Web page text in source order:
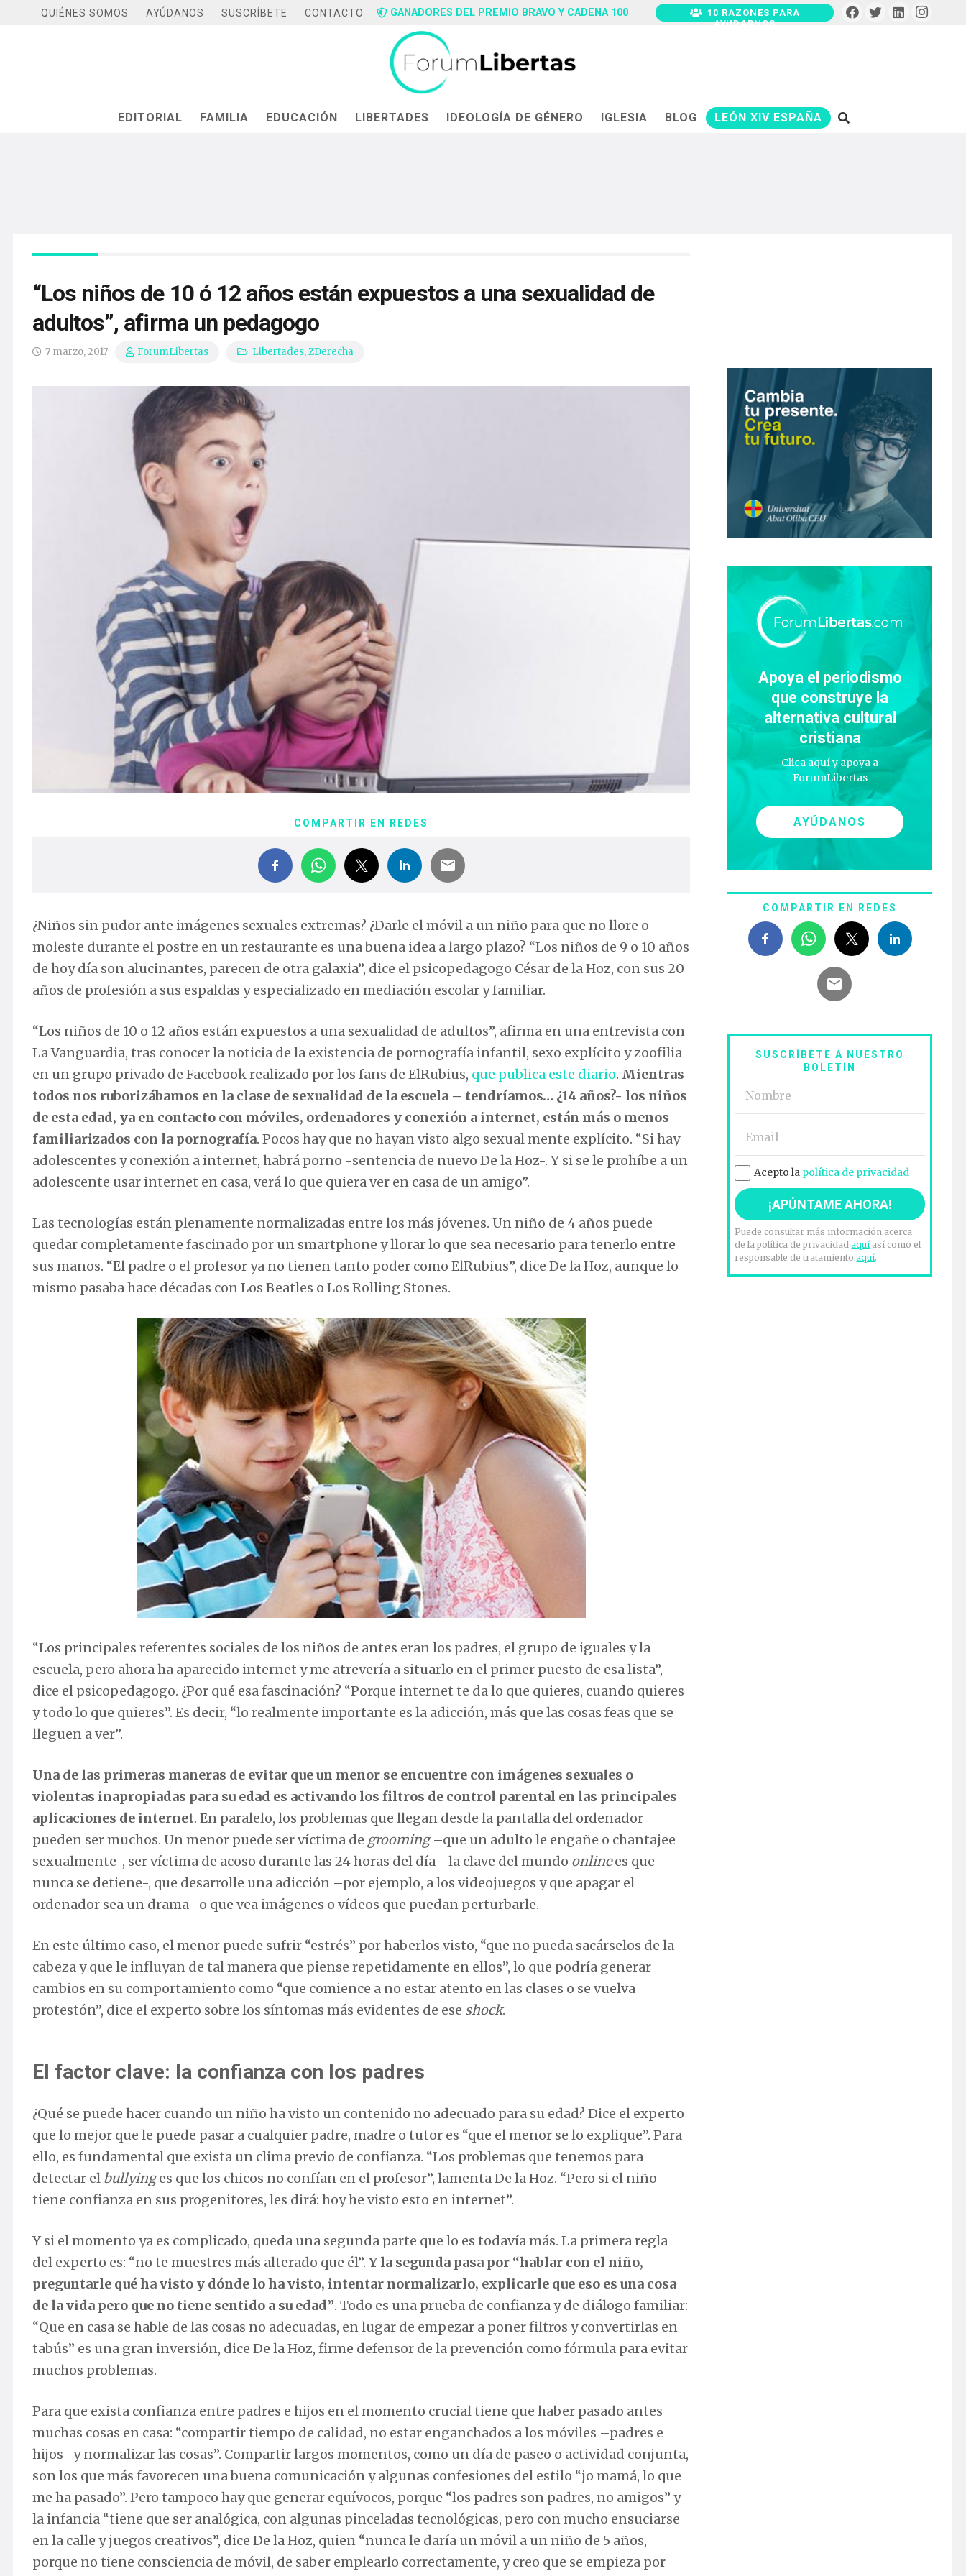
QUIÉNES SOMOS AYÚDANOS SUSCRÍBETE CONTACTO GANADORES DEL PREMIO BRAVO Y CADENA 100
10 RAZONES PARA
AYUDARNOS
EDITORIAL FAMILIA EDUCACIÓN LIBERTADES IDEOLOGÍA DE GÉNERO IGLESIA BLOG LEÓN XIV ESPAÑA
“Los niños de 10 ó 12 años están expuestos a una sexualidad de
adultos”, afirma un pedagogo
7 marzo, 2017 ForumLibertas Libertades,ZDerecha
COMPARTIR EN REDES
¿Niños sin pudor ante imágenes sexuales extremas? ¿Darle el móvil a un niño para que no llore o
moleste durante el postre en un restaurante es una buena idea a largo plazo? “Los niños de 9 o 10 años
de hoy día son alucinantes, parecen de otra galaxia”, dice el psicopedagogo César de la Hoz, con sus 20
años de profesión a sus espaldas y especializado en mediación escolar y familiar.
“Los niños de 10 o 12 años están expuestos a una sexualidad de adultos”, afirma en una entrevista con
La Vanguardia, tras conocer la noticia de la existencia de pornografía infantil, sexo explícito y zoofilia
en un grupo privado de Facebook realizado por los fans de ElRubius, que publica este diario. Mientras
todos nos ruborizábamos en la clase de sexualidad de la escuela – tendríamos… ¿14 años?- los niños
de esta edad, ya en contacto con móviles, ordenadores y conexión a internet, están más o menos
familiarizados con la pornografía. Pocos hay que no hayan visto algo sexual mente explícito. “Si hay
adolescentes y conexión a internet, habrá porno -sentencia de nuevo De la Hoz-. Y si se le prohíbe a un
adolescente usar internet en casa, verá lo que quiera ver en casa de un amigo”.
Las tecnologías están plenamente normalizadas entre los más jóvenes. Un niño de 4 años puede
quedar completamente fascinado por un smartphone y llorar lo que sea necesario para tenerlo entre
sus manos. “El padre o el profesor ya no tienen tanto poder como ElRubius”, dice De la Hoz, aunque lo
mismo pasaba hace décadas con Los Beatles o Los Rolling Stones.
“Los principales referentes sociales de los niños de antes eran los padres, el grupo de iguales y la
escuela, pero ahora ha aparecido internet y me atrevería a situarlo en el primer puesto de esa lista”,
dice el psicopedagogo. ¿Por qué esa fascinación? “Porque internet te da lo que quieres, cuando quieres
y todo lo que quieres”. Es decir, “lo realmente importante es la adicción, más que las cosas feas que se
lleguen a ver”.
Una de las primeras maneras de evitar que un menor se encuentre con imágenes sexuales o
violentas inapropiadas para su edad es activando los filtros de control parental en las principales
aplicaciones de internet. En paralelo, los problemas que llegan desde la pantalla del ordenador
pueden ser muchos. Un menor puede ser víctima de grooming–que un adulto le engañe o chantajee
sexualmente-, ser víctima de acoso durante las 24 horas del día –la clave del mundo onlinees que
nunca se detiene-, que desarrolle una adicción –por ejemplo, a los videojuegos y que apagar el
ordenador sea un drama- o que vea imágenes o vídeos que puedan perturbarle.
En este último caso, el menor puede sufrir “estrés” por haberlos visto, “que no pueda sacárselos de la
cabeza y que le influyan de tal manera que piense repetidamente en ellos”, lo que podría generar
cambios en su comportamiento como “que comience a no estar atento en las clases o se vuelva
protestón”, dice el experto sobre los síntomas más evidentes de ese shock.
El factor clave: la confianza con los padres
¿Qué se puede hacer cuando un niño ha visto un contenido no adecuado para su edad? Dice el experto
que lo mejor que le puede pasar a cualquier padre, madre o tutor es “que el menor se lo explique”. Para
ello, es fundamental que exista un clima previo de confianza. “Los problemas que tenemos para
detectar el bullyinges que los chicos no confían en el profesor”, lamenta De la Hoz. “Pero si el niño
tiene confianza en sus progenitores, les dirá: hoy he visto esto en internet”.
Y si el momento ya es complicado, queda una segunda parte que lo es todavía más. La primera regla
del experto es: “no te muestres más alterado que él”. Y la segunda pasa por “hablar con el niño,
preguntarle qué ha visto y dónde lo ha visto, intentar normalizarlo, explicarle que eso es una cosa
de la vida pero que no tiene sentido a su edad”. Todo es una prueba de confianza y de diálogo familiar:
“Que en casa se hable de las cosas no adecuadas, en lugar de empezar a poner filtros y convertirlas en
tabús” es una gran inversión, dice De la Hoz, firme defensor de la prevención como fórmula para evitar
muchos problemas.
Para que exista confianza entre padres e hijos en el momento crucial tiene que haber pasado antes
muchas cosas en casa: “compartir tiempo de calidad, no estar enganchados a los móviles –padres e
hijos- y normalizar las cosas”. Compartir largos momentos, como un día de paseo o actividad conjunta,
son los que más favorecen una buena comunicación y algunas confesiones del estilo “jo mamá, lo que
me ha pasado”. Pero tampoco hay que generar equívocos, porque “los padres son padres, no amigos” y
la infancia “tiene que ser analógica, con algunas pinceladas tecnológicas, pero con mucho ensuciarse
en la calle y juegos creativos”, dice De la Hoz, quien “nunca le daría un móvil a un niño de 5 años,
porque no tiene consciencia de móvil, de saber emplearlo correctamente, y creo que se empieza por
Apoya el periodismo
que construye la
alternativa cultural
cristiana
Clica aquí y apoya a
ForumLibertas
AYÚDANOS
COMPARTIR EN REDES
SUSCRÍBETE A NUESTRO
BOLETÍN
Acepto la política de privacidad
Puede consultar más información acerca
de la política de privacidadaquíasí como el
responsable de tratamientoaquí.